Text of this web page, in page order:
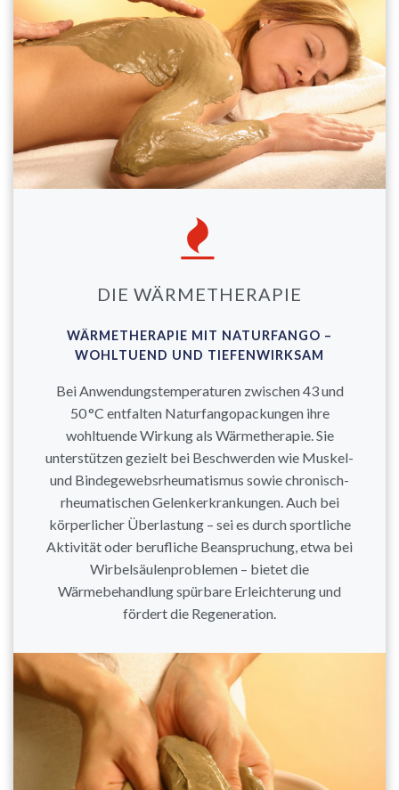
DIE WÄRMETHERAPIE
WÄRMETHERAPIE MIT NATURFANGO –
WOHLTUEND UND TIEFENWIRKSAM
Bei Anwendungstemperaturen zwischen 43 und
50 °C entfalten Naturfangopackungen ihre
wohltuende Wirkung als Wärmetherapie. Sie
unterstützen gezielt bei Beschwerden wie Muskel-
und Bindegewebsrheumatismus sowie chronisch-
rheumatischen Gelenkerkrankungen. Auch bei
körperlicher Überlastung – sei es durch sportliche
Aktivität oder berufliche Beanspruchung, etwa bei
Wirbelsäulenproblemen – bietet die
Wärmebehandlung spürbare Erleichterung und
fördert die Regeneration.